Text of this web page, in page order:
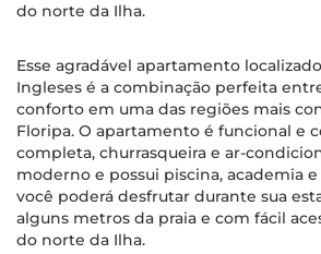
do norte da Ilha.
Esse agradável apartamento
Ingleses é a combinação perfeita
conforto em uma das regiões mais
Floripa. O apartamento é funcional e
completa, churrasqueira e ar-
moderno e possui piscina, academia
você poderá desfrutar durante sua
alguns metros da praia e com fácil
do norte da Ilha.